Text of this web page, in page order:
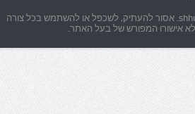
© כל הזכויות שמורות - shhuna.co.il. אסור להעתיק, לשכפל או להשתמש בכל צורה
אישורו המפורש של בעל האתר.